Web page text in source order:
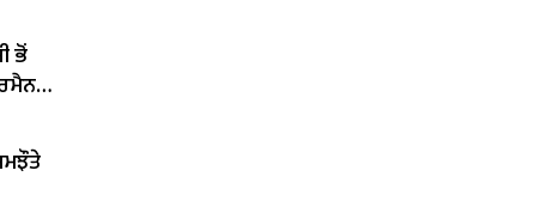
ਭੋਂ